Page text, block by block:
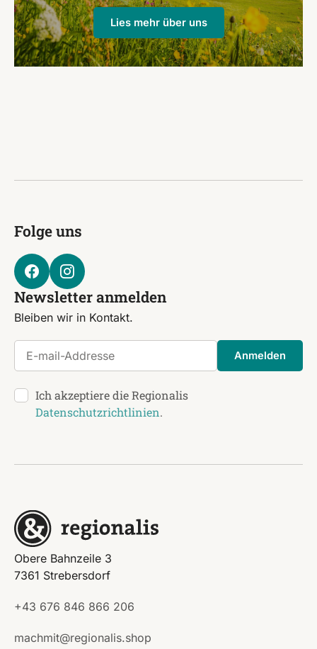
Lies mehr über uns
Folge uns
Newsletter anmelden
Bleiben wir in Kontakt.
Anmelden
Ich akzeptiere die Regionalis
Datenschutzrichtlinien.
Obere Bahnzeile 3
7361 Strebersdorf
+43 676 846 866 206
machmit@regionalis.shop